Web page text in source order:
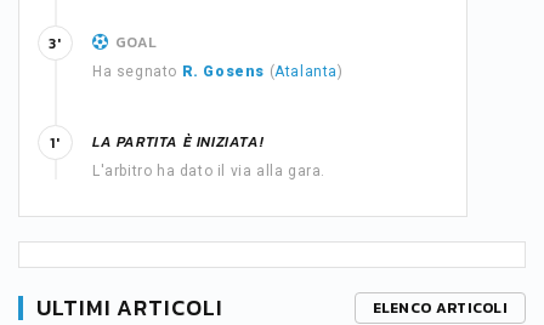
GOAL
Ha segnato R. Gosens (Atalanta)
3'
LA PARTITA È INIZIATA!
L'arbitro ha dato il via alla gara.
1'
ULTIMI ARTICOLI ELENCO ARTICOLI